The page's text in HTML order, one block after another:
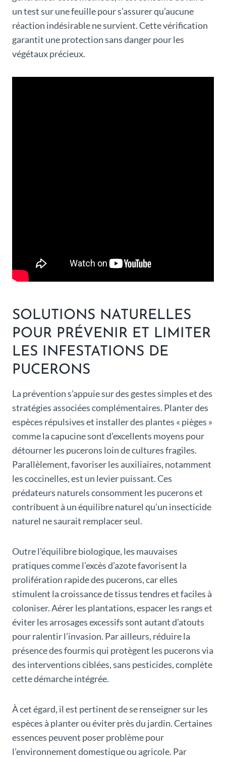
un test sur une feuille pour s’assurer qu’aucune
réaction indésirable ne survient. Cette vérification
garantit une protection sans danger pour les
végétaux précieux.
SOLUTIONS NATURELLES
POUR PRÉVENIR ET LIMITER
LES INFESTATIONS DE
PUCERONS
La prévention s’appuie sur des gestes simples et des
stratégies associées complémentaires. Planter des
espèces répulsives et installer des plantes « pièges »
comme la capucine sont d’excellents moyens pour
détourner les pucerons loin de cultures fragiles.
Parallèlement, favoriser les auxiliaires, notamment
les coccinelles, est un levier puissant. Ces
prédateurs naturels consomment les pucerons et
contribuent à un équilibre naturel qu’un insecticide
naturel ne saurait remplacer seul.
Outre l’équilibre biologique, les mauvaises
pratiques comme l’excès d’azote favorisent la
prolifération rapide des pucerons, car elles
stimulent la croissance de tissus tendres et faciles à
coloniser. Aérer les plantations, espacer les rangs et
éviter les arrosages excessifs sont autant d’atouts
pour ralentir l’invasion. Par ailleurs, réduire la
présence des fourmis qui protègent les pucerons via
des interventions ciblées, sans pesticides, complète
cette démarche intégrée.
À cet égard, il est pertinent de se renseigner sur les
espèces à planter ou éviter près du jardin. Certaines
essences peuvent poser problème pour
l’environnement domestique ou agricole. Par